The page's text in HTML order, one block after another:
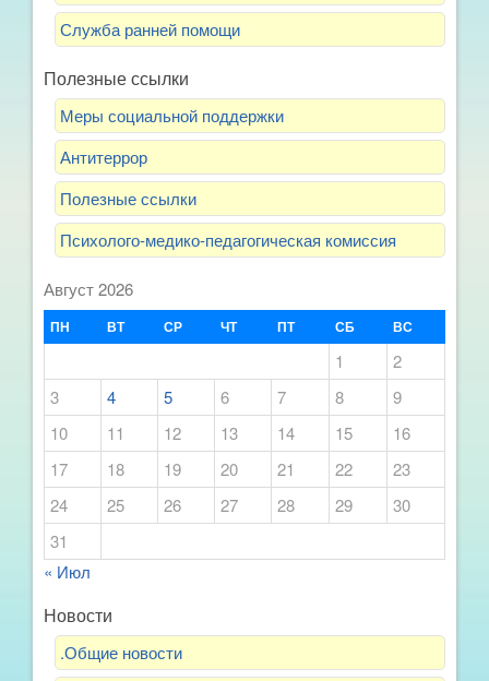
Служба ранней помощи
Полезные ссылки
Меры социальной поддержки
Антитеррор
Полезные ссылки
Психолого-медико-педагогическая комиссия
Август 2026
ПН ВТ СР ЧТ ПТ СБ ВС
1
2
3
4 5 6 7 8
9
10
11 12 13 14 15
16
17
18 19 20 21 22
23
24
25 26 27 28 29
30
31
« Июл
Новости
.Общие новости